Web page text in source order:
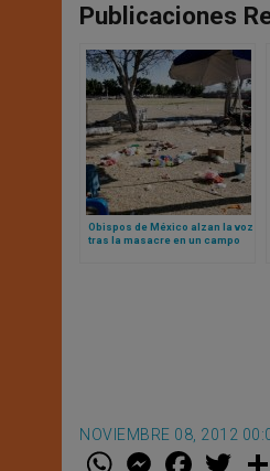
Publicaciones
Obispos de México alzan la voz
tras la masacre en un campo
NOVIEMBRE 08, 2012
W M F